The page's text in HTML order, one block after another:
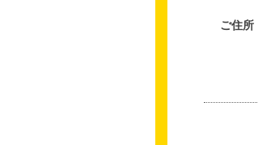
ご住所